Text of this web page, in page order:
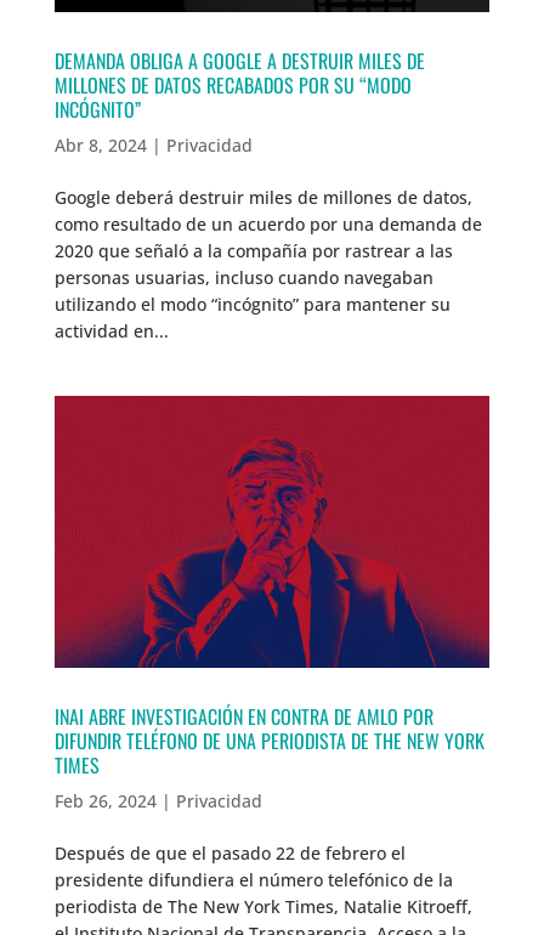
DEMANDA OBLIGA A GOOGLE A DESTRUIR MILES DE
MILLONES DE DATOS RECABADOS POR SU “MODO
INCÓGNITO”
Abr 8, 2024| Privacidad
Google deberá destruir miles de millones de datos,
como resultado de un acuerdo por una demanda de
2020 que señaló a la compañía por rastrear a las
personas usuarias, incluso cuando navegaban
utilizando el modo “incógnito” para mantener su
actividad en...
INAI ABRE INVESTIGACIÓN EN CONTRA DE AMLO POR
DIFUNDIR TELÉFONO DE UNA PERIODISTA DE THE NEW YORK
TIMES
Feb 26, 2024| Privacidad
Después de que el pasado 22 de febrero el
presidente difundiera el número telefónico de la
periodista de The New York Times, Natalie Kitroeff,